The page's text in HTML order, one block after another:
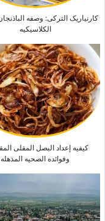
کارنیاریک الترکی: وصفه
الکلاسیکیه
کیفیه إعداد البصل المقلی
وفوائده الصحیه المذهله